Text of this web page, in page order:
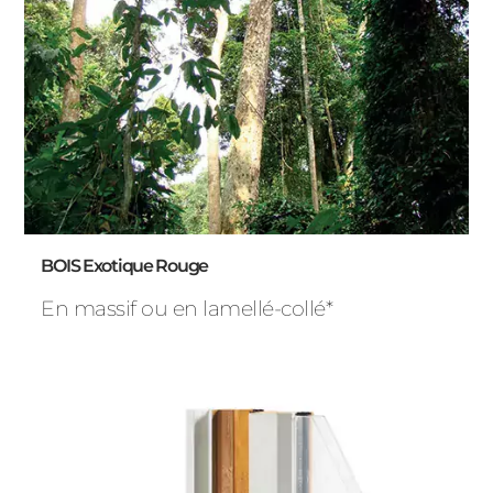
BOIS Exotique Rouge
En massif ou en lamellé-collé*